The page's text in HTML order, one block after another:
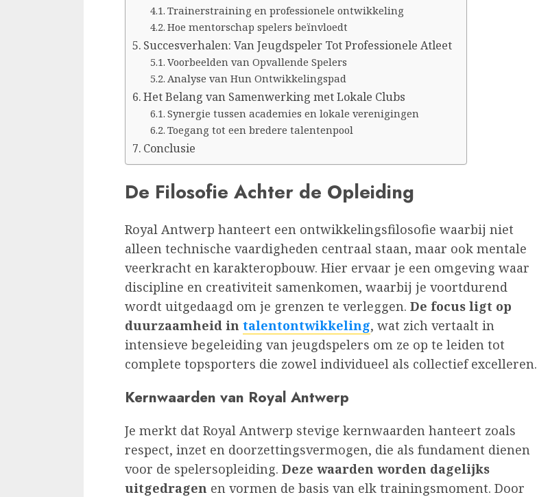
Trainerstraining en professionele ontwikkeling
Hoe mentorschap spelers beïnvloedt
Succesverhalen: Van Jeugdspeler Tot Professionele Atleet
Voorbeelden van Opvallende Spelers
Analyse van Hun Ontwikkelingspad
Het Belang van Samenwerking met Lokale Clubs
Synergie tussen academies en lokale verenigingen
Toegang tot een bredere talentenpool
Conclusie
De Filosofie Achter de Opleiding
Royal Antwerp hanteert een ontwikkelingsfilosofie waarbij niet
alleen technische vaardigheden centraal staan, maar ook mentale
veerkracht en karakteropbouw. Hier ervaar je een omgeving waar
discipline en creativiteit samenkomen, waarbij je voortdurend
wordt uitgedaagd om je grenzen te verleggen. De focus ligt op
duurzaamheid in talentontwikkeling, wat zich vertaalt in
intensieve begeleiding van jeugdspelers om ze op te leiden tot
complete topsporters die zowel individueel als collectief excelleren.
Kernwaarden van Royal Antwerp
Je merkt dat Royal Antwerp stevige kernwaarden hanteert zoals
respect, inzet en doorzettingsvermogen, die als fundament dienen
voor de spelersopleiding. Deze waarden worden dagelijks
uitgedragen en vormen de basis van elk trainingsmoment. Door